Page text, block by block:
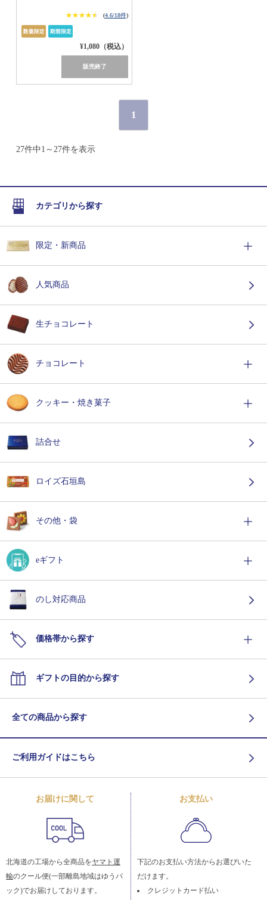
★★★★★
★★★★★ (4.6/18件)
¥1,080（税込）
販売終了
1
27件中1～27件を表示
カテゴリから探す
限定・新商品
人気商品
生チョコレート
チョコレート
クッキー・焼き菓子
詰合せ
ロイズ石垣島
その他・袋
eギフト
のし対応商品
価格帯から探す
ギフトの目的から探す
全ての商品から探す
ご利用ガイドはこちら
お届けに関して
北海道の工場から全商品をヤマト運
輸のクール便(一部離島地域はゆうパ
ック)でお届けしております。
お支払い
下記のお支払い方法からお選びいた
だけます。
クレジットカード払い